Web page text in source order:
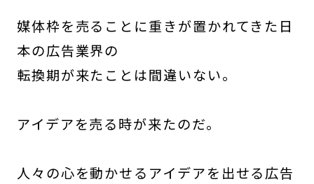
媒体枠を売ることに重きが置かれてきた日
本の広告業界の
転換期が来たことは間違いない。
アイデアを売る時が来たのだ。
人々の心を動かせるアイデアを出せる広告